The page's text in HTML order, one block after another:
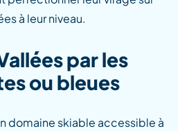
à leur niveau.
par les
ou bleues
domaine skiable accessible à